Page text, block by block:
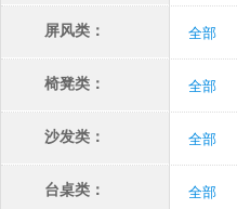
屏风类： 全部
椅凳类： 全部
沙发类： 全部
台桌类： 全部